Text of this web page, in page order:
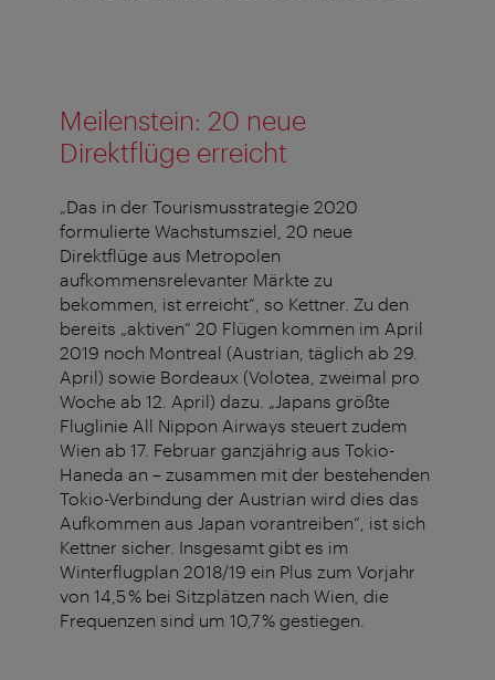
Meilenstein: 20 neue
Direktflüge erreicht
„Das in der Tourismusstrategie 2020
formulierte Wachstumsziel, 20 neue
Direktflüge aus Metropolen
aufkommensrelevanter Märkte zu
bekommen, ist erreicht“, so Kettner. Zu den
bereits „aktiven“ 20 Flügen kommen im April
2019 noch Montreal (Austrian, täglich ab 29.
April) sowie Bordeaux (Volotea, zweimal pro
Woche ab 12. April) dazu. „Japans größte
Fluglinie All Nippon Airways steuert zudem
Wien ab 17. Februar ganzjährig aus Tokio-
Haneda an – zusammen mit der bestehenden
Tokio-Verbindung der Austrian wird dies das
Aufkommen aus Japan vorantreiben“, ist sich
Kettner sicher. Insgesamt gibt es im
Winterflugplan 2018/19 ein Plus zum Vorjahr
von 14,5 % bei Sitzplätzen nach Wien, die
Frequenzen sind um 10,7 % gestiegen.